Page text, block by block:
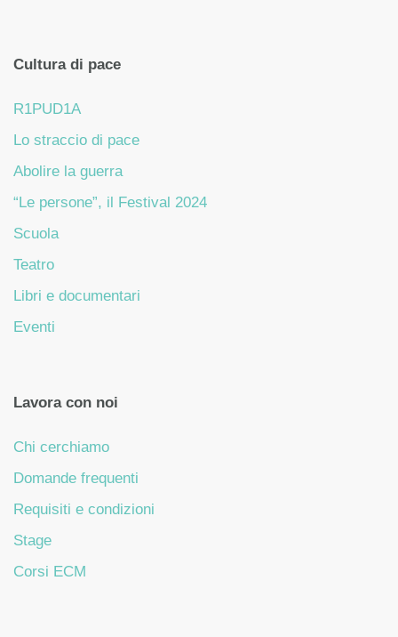
Cultura di pace
R1PUD1A
Lo straccio di pace
Abolire la guerra
“Le persone”, il Festival 2024
Scuola
Teatro
Libri e documentari
Eventi
Lavora con noi
Chi cerchiamo
Domande frequenti
Requisiti e condizioni
Stage
Corsi ECM